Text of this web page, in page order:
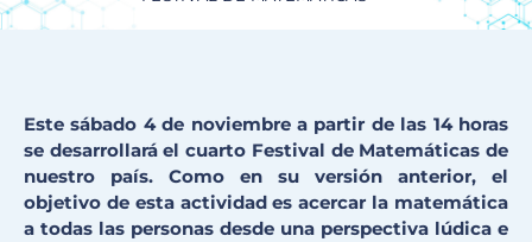
Este sábado 4 de noviembre a partir de las 14 horas
se desarrollará el cuarto Festival de Matemáticas de
nuestro país. Como en su versión anterior, el
objetivo de esta actividad es acercar la matemática
a todas las personas desde una perspectiva lúdica e